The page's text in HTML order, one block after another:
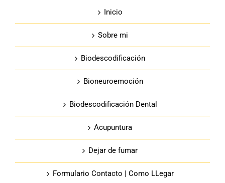
Inicio
Sobre mi
Biodescodificación
Bioneuroemoción
Biodescodificación Dental
Acupuntura
Dejar de fumar
Formulario Contacto | Como LLegar